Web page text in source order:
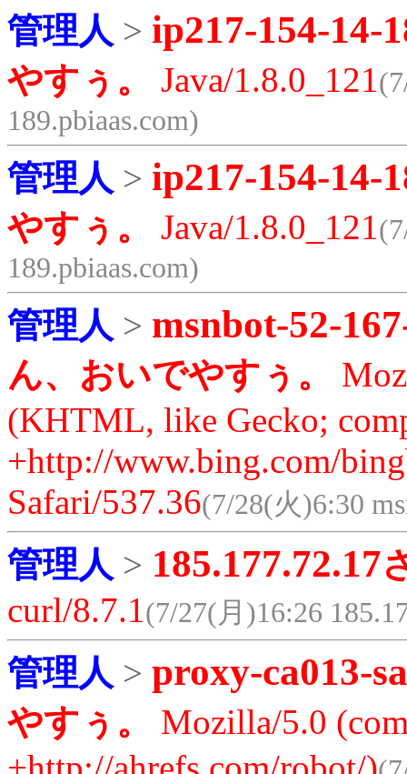
管理人 > ip217-154-14-
やすぅ。 Java/1.8.0_121
189.pbiaas.com)
管理人 > ip217-154-14-
やすぅ。 Java/1.8.0_121
189.pbiaas.com)
管理人 > msnbot-52-
ん、おいでやすぅ。
(KHTML, like Gecko;
+http://www.bing.com/
Safari/537.36(7/28(火)6:30
管理人 > 185.177.72.17
curl/8.7.1(7/27(月)16:26
管理人 > proxy-ca013-
やすぅ。
Mozilla/5.0